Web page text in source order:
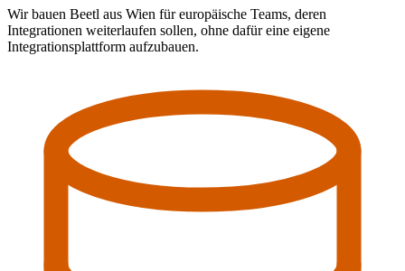
Wir bauen Beetl aus Wien für europäische Teams, deren
Integrationen weiterlaufen sollen, ohne dafür eine eigene
Integrationsplattform aufzubauen.